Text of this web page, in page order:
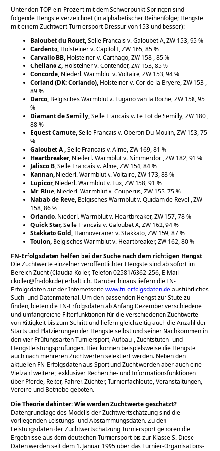
Unter den TOP-ein-Prozent mit dem Schwerpunkt Springen sind
folgende Hengste verzeichnet (in alphabetischer Reihenfolge; Hengste
mit einem Zuchtwert Turniersport Dressur von 153 und besser):
Baloubet du Rouet,Selle Francais v. Galoubet A, ZW 153, 95 %
Cardento, Holsteiner v. Capitol I, ZW 165, 85 %
Carvallo BB, Holsteiner v. Carthago, ZW 158 , 85 %
Chellano Z, Holsteiner v. Contender, ZW 153, 85 %
Concorde, Niederl. Warmblut v. Voltaire, ZW 153, 94 %
Corland (DK: Corlando), Holsteiner v. Cor de la Bryere, ZW 153 ,
89 %
Darco, Belgisches Warmblut v. Lugano van la Roche, ZW 158, 95
%
Diamant de Semilly,Selle Francais v. Le Tot de Semilly, ZW 180 ,
88 %
Equest Carnute,Selle Francais v. Oberon Du Moulin, ZW 153, 75
%
Galoubet A ,Selle Francais v. Alme, ZW 169, 81 %
Heartbreaker, Niederl. Warmblut v. Nimmerdor , ZW 182, 91 %
Jalisco B,Selle Francais v. Alme, ZW 154, 84 %
Kannan, Niederl. Warmblut v. Voltaire, ZW 173, 88 %
Lupicor, Niederl. Warmblut v. Lux, ZW 158, 91 %
Mr. Blue, Niederl. Warmblut v. Couperus, ZW 155, 75 %
Nabab de Reve, Belgisches Warmblut v. Quidam de Revel , ZW
158, 86 %
Orlando, Niederl. Warmblut v. Heartbreaker, ZW 157, 78 %
Quick Star,Selle Francais v. Galoubet A, ZW 162, 94 %
Stakkato Gold, Hannoveraner v. Stakkato, ZW 159, 87 %
Toulon, Belgisches Warmblut v. Heartbreaker, ZW 162, 80 %
FN-Erfolgsdaten helfen bei der Suche nach dem richtigen Hengst
Die Zuchtwerte einzelner veröffentlichter Hengste sind ab sofort im
Bereich Zucht (Claudia Koller, Telefon 02581/6362-256, E-Mail
ckoller@fn-dokr.de) erhältlich. Darüber hinaus liefern die FN-
Erfolgsdaten auf der Internetseitewww.fn-erfolgsdaten.deausführliches
Such- und Datenmaterial. Um den passenden Hengst zur Stute zu
finden, bieten die FN-Erfolgsdaten ab Anfang Dezember verschiedene
und umfangreiche Filterfunktionen für die verschiedenen Zuchtwerte
von Rittigkeit bis zum Schritt und liefern gleichzeitig auch die Anzahl der
Starts und Platzierungen der Hengste selbst und seiner Nachkommen in
den vier Prüfungsarten Turniersport, Aufbau-, Zuchtstuten- und
Hengstleistungsprüfungen. Hier können beispielsweise die Hengste
auch nach mehreren Zuchtwerten selektiert werden. Neben den
aktuellen FN-Erfolgsdaten aus Sport und Zucht werden aber auch eine
Vielzahl weiterer, exklusiver Recherche- und Informationsfunktionen
über Pferde, Reiter, Fahrer, Züchter, Turnierfachleute, Veranstaltungen,
Vereine und Betriebe geboten.
Die Theorie dahinter: Wie werden Zuchtwerte geschätzt?
Datengrundlage des Modells der Zuchtwertschätzung sind die
vorliegenden Leistungs- und Abstammungsdaten. Zu den
Leistungsdaten der Zuchtwertschätzung Turniersport gehören die
Ergebnisse aus dem deutschen Turniersport bis zur Klasse S. Diese
Daten werden seit dem 1. Januar 1995 über das Turnier-Organisations-